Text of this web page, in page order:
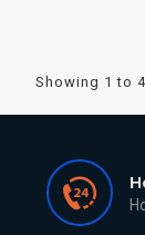
Showing 1 to